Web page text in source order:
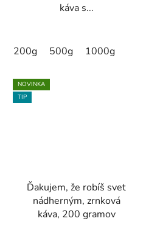
káva s...
200g 500g 1000g
NOVINKA
TIP
Ďakujem, že robíš svet
nádherným, zrnková
káva, 200 gramov